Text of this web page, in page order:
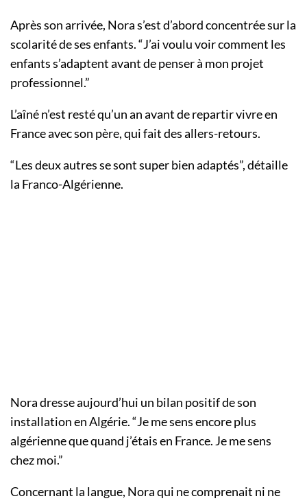
Après son arrivée, Nora s’est d’abord concentrée sur la
scolarité de ses enfants. “J’ai voulu voir comment les
enfants s’adaptent avant de penser à mon projet
professionnel.”
L’aîné n’est resté qu’un an avant de repartir vivre en
France avec son père, qui fait des allers-retours.
“Les deux autres se sont super bien adaptés”, détaille
la Franco-Algérienne.
Nora dresse aujourd’hui un bilan positif de son
installation en Algérie. “Je me sens encore plus
algérienne que quand j’étais en France. Je me sens
chez moi.”
Concernant la langue, Nora qui ne comprenait ni ne